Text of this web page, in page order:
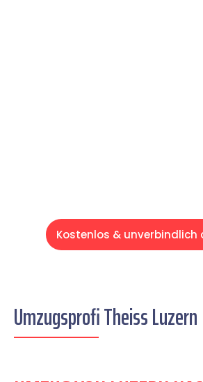
Kostenlos & unverbindlich
Umzugsprofi Theiss Luzern